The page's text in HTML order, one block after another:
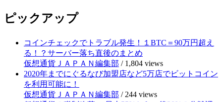
ピックアップ
コインチェックでトラブル発生！１BTC＝90万円超え
る！？サーバー落ち直後のまとめ
仮想通貨ＪＡＰＡＮ編集部 / 1,804 views
2020年までにぐるなび加盟店など5万店でビットコイン
を利用可能に！
仮想通貨ＪＡＰＡＮ編集部 / 244 views